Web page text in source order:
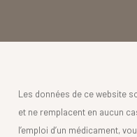
Les données de ce website
et ne remplacent en aucun
l’emploi d’un médicament,